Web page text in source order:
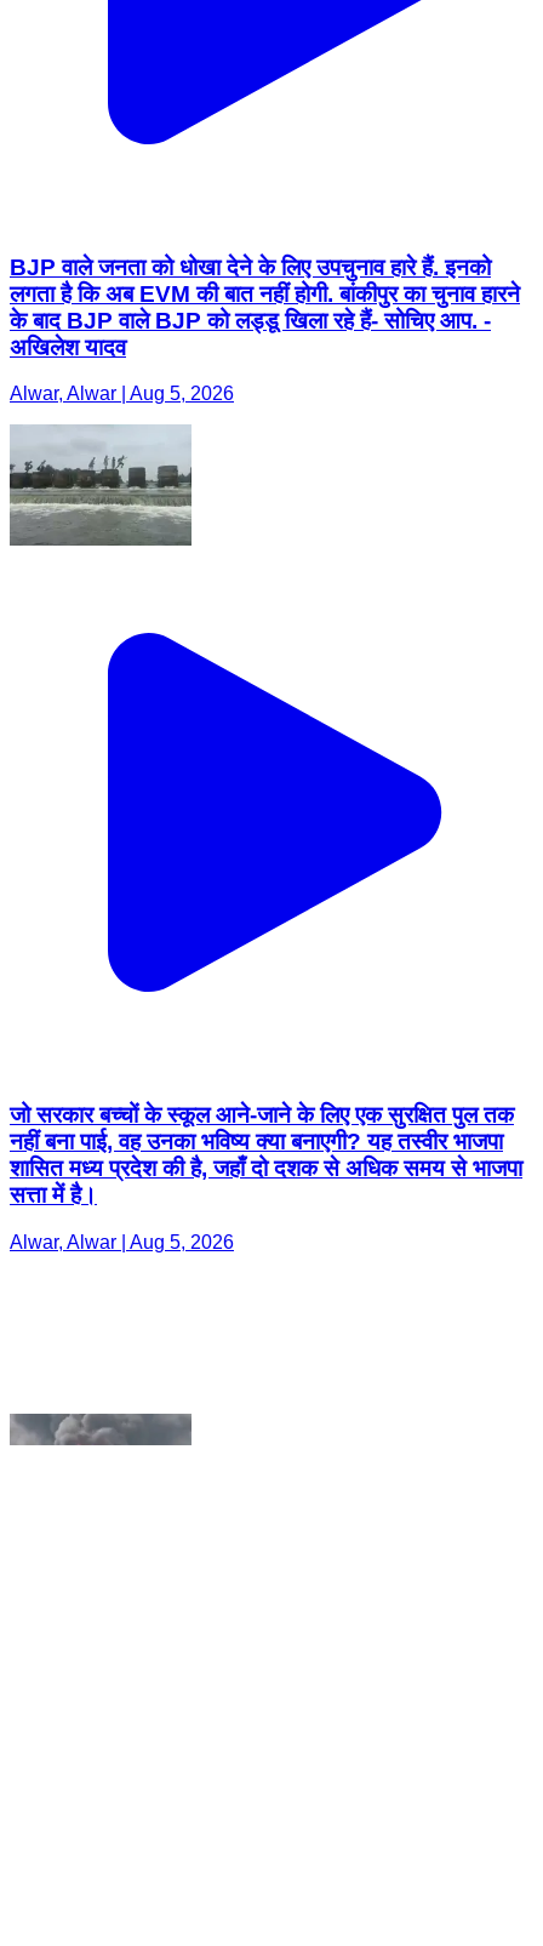
BJP वाले जनता को धोखा देने के ल‍िए उपचुनाव हारे हैं. इनको
लगता है क‍ि अब EVM की बात नहीं होगी. बांकीपुर का चुनाव हारने
Alwar, Alwar | Aug 5, 2026
जो सरकार बच्चों के स्कूल आने-जाने के लिए एक सुरक्षित पुल तक
Alwar, Alwar | Aug 5, 2026